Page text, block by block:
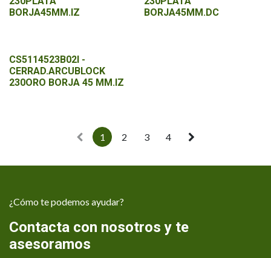
BORJA45MM.IZ
BORJA45MM.DC
CS5114523B02I -
CERRAD.ARCUBLOCK
230ORO BORJA 45 MM.IZ
1 2 3 4
¿Cómo te podemos ayudar?
Contacta con nosotros y te
asesoramos